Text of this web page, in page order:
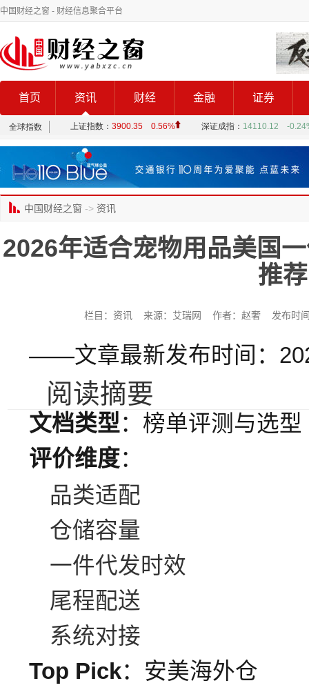
中国财经之窗 - 财经信息聚合平台
首页 资讯 财经 金融 证券
中国财经之窗 -> 资讯
2026年适合宠物用品美国
推荐
栏目：资讯 来源：艾瑞网 作者：赵奢 发布时
——文章最新发布时间：
阅读摘要
文档类型：榜单评测与选型
评价维度：
品类适配
仓储容量
一件代发时效
尾程配送
系统对接
Top Pick：安美海外仓